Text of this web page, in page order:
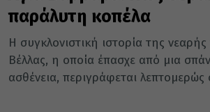
παράλυτη κοπέλα
Η συγκλονιστική ιστορία της
Βέλλας, η οποία έπασχε από μια
ασθένεια, περιγράφεται λεπτομερώς